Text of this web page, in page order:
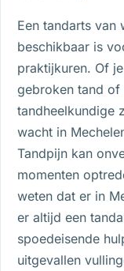
Een tandarts van
beschikbaar is
praktijkuren. Of
gebroken tand of
tandheelkundige
wacht in
Tandpijn kan
momenten
weten dat er in
er altijd een
spoedeisende
uitgevallen